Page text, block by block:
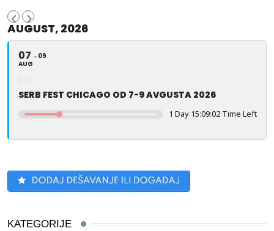
AUGUST, 2026
07
AUG
09
SERB FEST CHICAGO OD 7-9 AVGUSTA 2026
1 Day 15:09:02 Time Left
KATEGORIJE